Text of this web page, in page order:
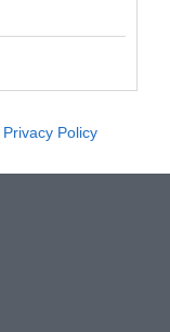
Privacy Policy